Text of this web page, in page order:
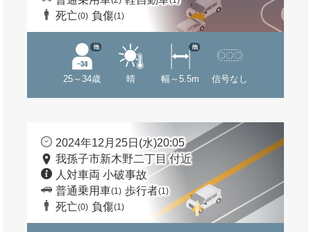
死亡(0) 負傷(1)
25～34歳
他
晴 幅～5.5m
他
信号なし
2024年12月25日(水)20:05
我孫子市新木野二丁目 付近
人対車両 小破事故
普通乗用車(1) 歩行者(1)
死亡(0) 負傷(1)